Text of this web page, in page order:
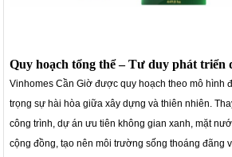
Quy hoạch tổng thể – Tư duy phát triển
Vinhomes Cần Giờ được quy hoạch theo mô hình
trọng sự hài hòa giữa xây dựng và thiên nhiên.
công trình, dự án ưu tiên không gian xanh, mặt
cộng đồng, tạo nên môi trường sống thoáng đãng